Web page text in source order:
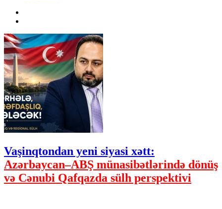
Vaşinqtondan yeni siyasi xətt:
Azərbaycan–ABŞ münasibətlərində dönüş
və Cənubi Qafqazda sülh perspektivi